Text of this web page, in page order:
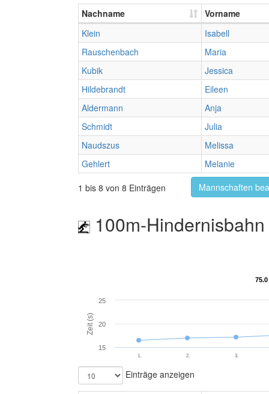
Nachname
Vorname
Klein
Isabell
Rauschenbach
Maria
Kubik
Jessica
Hildebrandt
Eileen
Aldermann
Anja
Schmidt
Julia
Naudszus
Melissa
Gehlert
Melanie
1 bis 8 von 8 Einträgen
Mannschaften
100m-
75.0
75.0
Zeit (s)
1. 2. 3.
15
20
25
Einträge anzeigen